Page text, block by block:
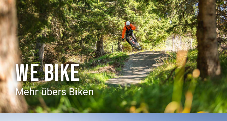
WE BIKE
Mehr übers Biken